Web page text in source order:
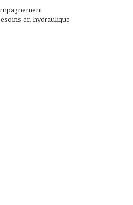
en hydraulique